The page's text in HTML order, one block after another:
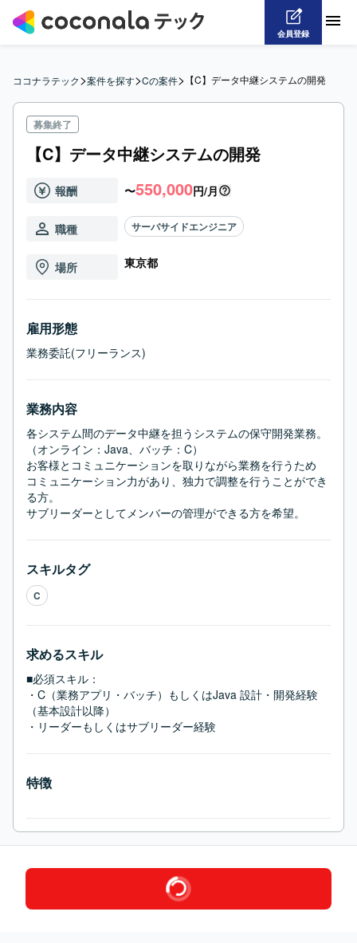
会員登録
ココナラテック>案件を探す>Cの案件> 【C】データ中継システムの開発
募集終了
【C】データ中継システムの開発
報酬 〜550,000円/月
職種 サーバサイドエンジニア
場所 東京都
雇用形態
業務委託(フリーランス)
業務内容
各システム間のデータ中継を担うシステムの保守開発業務。
（オンライン：Java、バッチ：C）
お客様とコミュニケーションを取りながら業務を行うため
コミュニケーション力があり、独力で調整を行うことができ
る方。
サブリーダーとしてメンバーの管理ができる方を希望。
スキルタグ
C
求めるスキル
■必須スキル：
・C（業務アプリ・バッチ）もしくはJava 設計・開発経験
（基本設計以降）
・リーダーもしくはサブリーダー経験
特徴